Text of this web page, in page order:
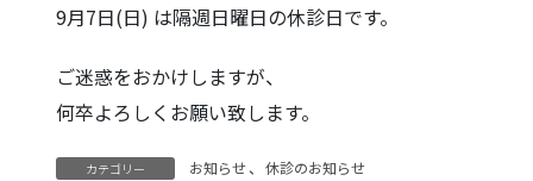
9月7日(日) は隔週日曜日の休診日です。
ご迷惑をおかけしますが、
何卒よろしくお願い致します。
カテゴリー お知らせ、 休診のお知らせ